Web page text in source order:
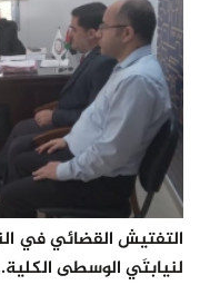
التفتيش القضائي في
لنيابتَي الوسطى